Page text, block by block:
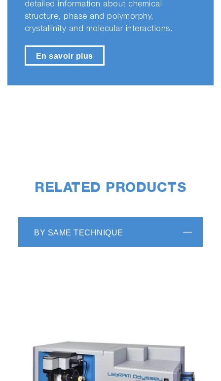
detailed information about chemical
structure, phase and polymorphy,
crystallinity and molecular interactions.
En savoir plus
RELATED PRODUCTS
BY SAME TECHNIQUE